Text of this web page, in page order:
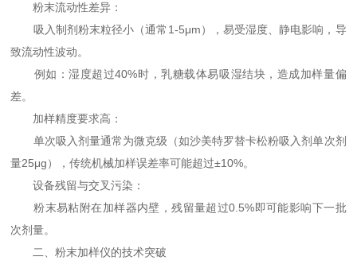
粉末流动性差异：
吸入制剂粉末粒径小（通常1-5μm），易受湿度、静电影响，导
致流动性波动。
例如：湿度超过40%时，乳糖载体易吸湿结块，造成加样量偏
差。
加样精度要求高：
单次吸入剂量通常为微克级（如沙美特罗替卡松粉吸入剂单次剂
量25μg），传统机械加样误差率可能超过±10%。
设备残留与交叉污染：
粉末易粘附在加样器内壁，残留量超过0.5%即可能影响下一批
次剂量。
二、粉末加样仪的技术突破